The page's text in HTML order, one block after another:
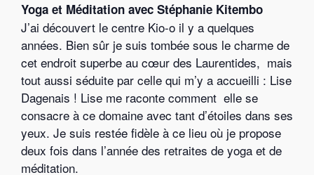
Yoga et Méditation avec Stéphanie Kitembo
J’ai découvert le centre Kio-o il y a quelques
années. Bien sûr je suis tombée sous le charme de
cet endroit superbe au cœur des Laurentides, mais
tout aussi séduite par celle qui m’y a accueilli : Lise
Dagenais ! Lise me raconte comment elle se
consacre à ce domaine avec tant d’étoiles dans ses
yeux. Je suis restée fidèle à ce lieu où je propose
deux fois dans l’année des retraites de yoga et de
méditation.